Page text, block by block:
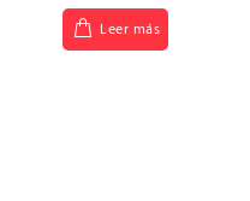
Leer más